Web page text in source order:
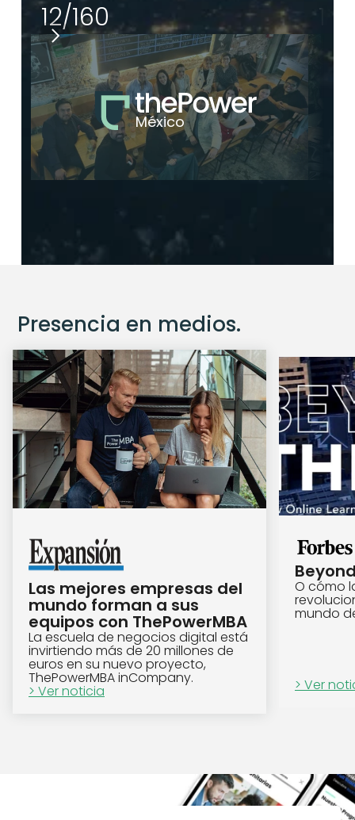
México
12/160
Presencia en medios.
Las mejores empresas del
mundo forman a sus
equipos con ThePowerMBA
La escuela de negocios digital está
invirtiendo más de 20 millones de
euros en su nuevo proyecto,
ThePowerMBA inCompany.
> Ver noticia
O cómo
mundo
> Ver